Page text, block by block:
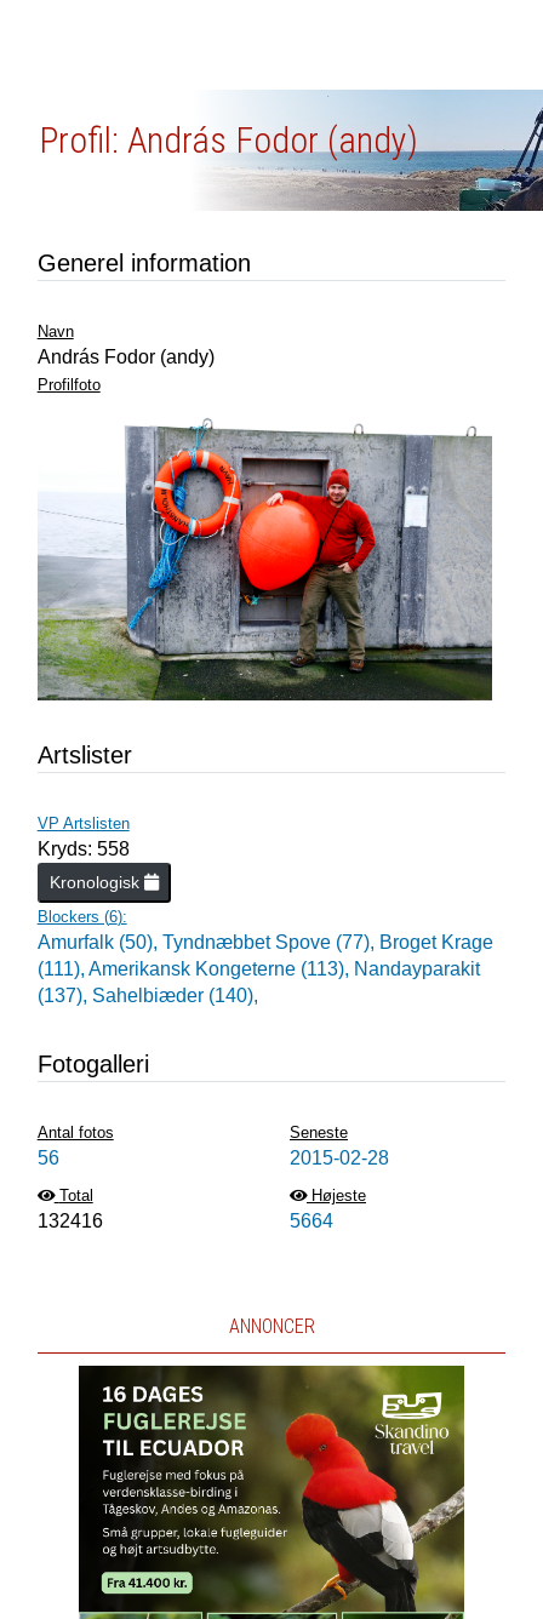
Profil: András Fodor (andy)
Generel information
Navn
András Fodor (andy)
Profilfoto
Artslister
VP Artslisten
Kryds: 558
Kronologisk
Blockers (6):
Amurfalk (50), Tyndnæbbet Spove (77), Broget Krage
(111), Amerikansk Kongeterne (113), Nandayparakit
(137), Sahelbiæder (140),
Fotogalleri
Antal fotos
56
Seneste
2015-02-28
Total
132416
Højeste
5664
ANNONCER